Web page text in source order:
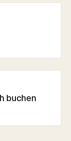
buchen